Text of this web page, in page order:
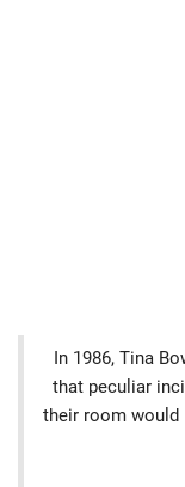
In 1986, Tina
that peculiar
their room would